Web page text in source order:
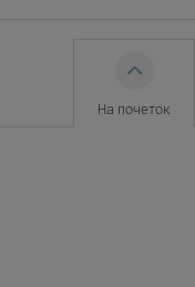
На почеток